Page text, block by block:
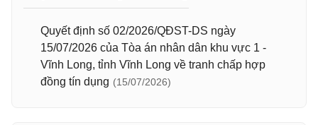
Quyết định số 02/2026/QĐST-DS ngày
15/07/2026 của Tòa án nhân dân khu vực 1 -
Vĩnh Long, tỉnh Vĩnh Long về tranh chấp hợp
đồng tín dụng (15/07/2026)